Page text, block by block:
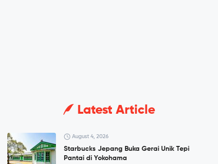
Latest Article
August 4, 2026
Starbucks Jepang Buka Gerai Unik Tepi
Pantai di Yokohama